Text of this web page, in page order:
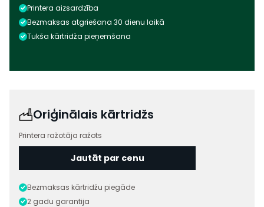
Printera aizsardzība
Bezmaksas atgriešana 30 dienu laikā
Tukša kārtridža pieņemšana
Oriģinālais kārtridžs
Printera ražotāja ražots
Jautāt par cenu
Bezmaksas kārtridžu piegāde
2 gadu garantija